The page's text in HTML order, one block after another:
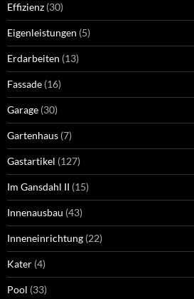
Effizienz (30)
Eigenleistungen (5)
Erdarbeiten (13)
Fassade (16)
Garage (30)
Gartenhaus (7)
Gastartikel (127)
Im Gansdahl II (15)
Innenausbau (43)
Inneneinrichtung (22)
Kater (4)
Pool (33)